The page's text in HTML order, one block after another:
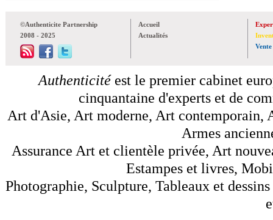
©Authenticite Partnership
2008 - 2025
Accueil
Actualités
Vente
Authenticitéest le premier cabinet
cinquantaine d'experts et de
Art d'Asie, Art moderne, Art contemporain,
Armes
Assurance Art et clientèle privée, Art
Estampes et livres,
Photographie, Sculpture, Tableaux et